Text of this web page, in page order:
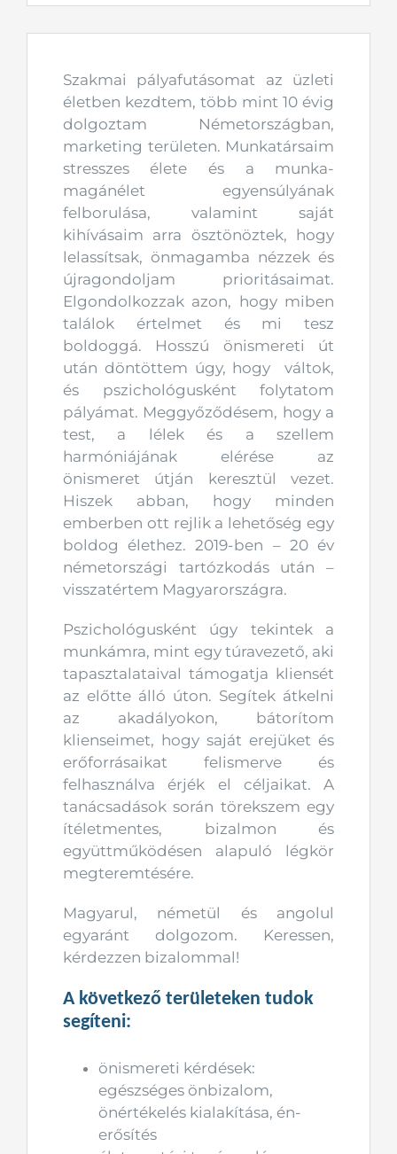
Szakmai pályafutásomat az üzleti
életben kezdtem, több mint 10 évig
dolgoztam Németországban,
marketing területen. Munkatársaim
stresszes élete és a munka-
magánélet egyensúlyának
felborulása, valamint saját
kihívásaim arra ösztönöztek, hogy
lelassítsak, önmagamba nézzek és
újragondoljam prioritásaimat.
Elgondolkozzak azon, hogy miben
találok értelmet és mi tesz
boldoggá. Hosszú önismereti út
után döntöttem úgy, hogy váltok,
és pszichológusként folytatom
pályámat. Meggyőződésem, hogy a
test, a lélek és a szellem
harmóniájának elérése az
önismeret útján keresztül vezet.
Hiszek abban, hogy minden
emberben ott rejlik a lehetőség egy
boldog élethez. 2019-ben – 20 év
németországi tartózkodás után –
visszatértem Magyarországra.
Pszichológusként úgy tekintek a
munkámra, mint egy túravezető, aki
tapasztalataival támogatja kliensét
az előtte álló úton. Segítek átkelni
az akadályokon, bátorítom
klienseimet, hogy saját erejüket és
erőforrásaikat felismerve és
felhasználva érjék el céljaikat. A
tanácsadások során törekszem egy
ítéletmentes, bizalmon és
együttműködésen alapuló légkör
megteremtésére.
Magyarul, németül és angolul
egyaránt dolgozom. Keressen,
kérdezzen bizalommal!
A következő területeken tudok
segíteni:
önismereti kérdések:
egészséges önbizalom,
önértékelés kialakítása, én-
erősítés